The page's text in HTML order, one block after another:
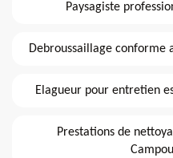
Paysagiste
Debroussaillage conforme
Elagueur pour entretien
Prestations de